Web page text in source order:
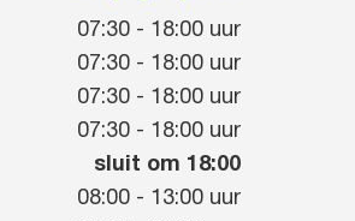
07:30 - 18:00 uur
07:30 - 18:00 uur
07:30 - 18:00 uur
07:30 - 18:00 uur
sluit om 18:00
08:00 - 13:00 uur